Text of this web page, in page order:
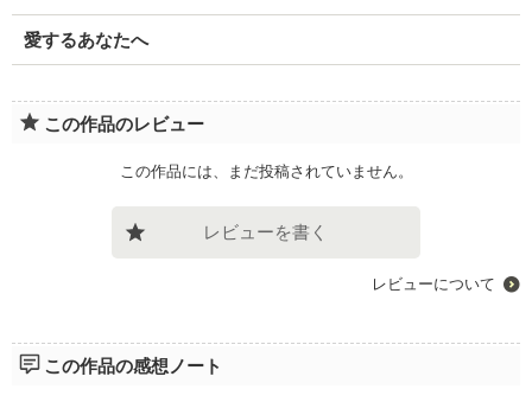
愛するあなたへ
この作品のレビュー
この作品には、まだ投稿されていません。
レビューを書く
レビューについて
この作品の感想ノート